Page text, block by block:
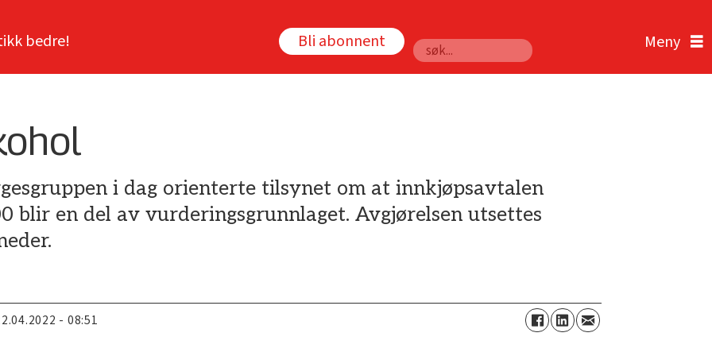
bedre! Bli abonnent
Søk
i dag orienterte tilsynet om at innkjøpsavtalen
blir en del av vurderingsgrunnlaget. Avgjørelsen utsettes
22.04.2022 - 08:51